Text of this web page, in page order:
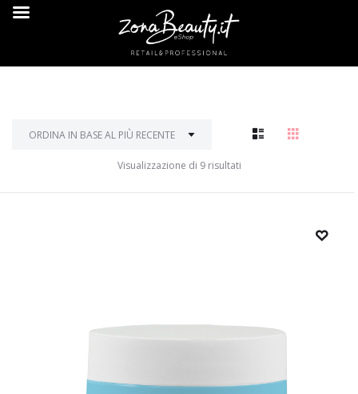
Visualizzazione di 9 risultati